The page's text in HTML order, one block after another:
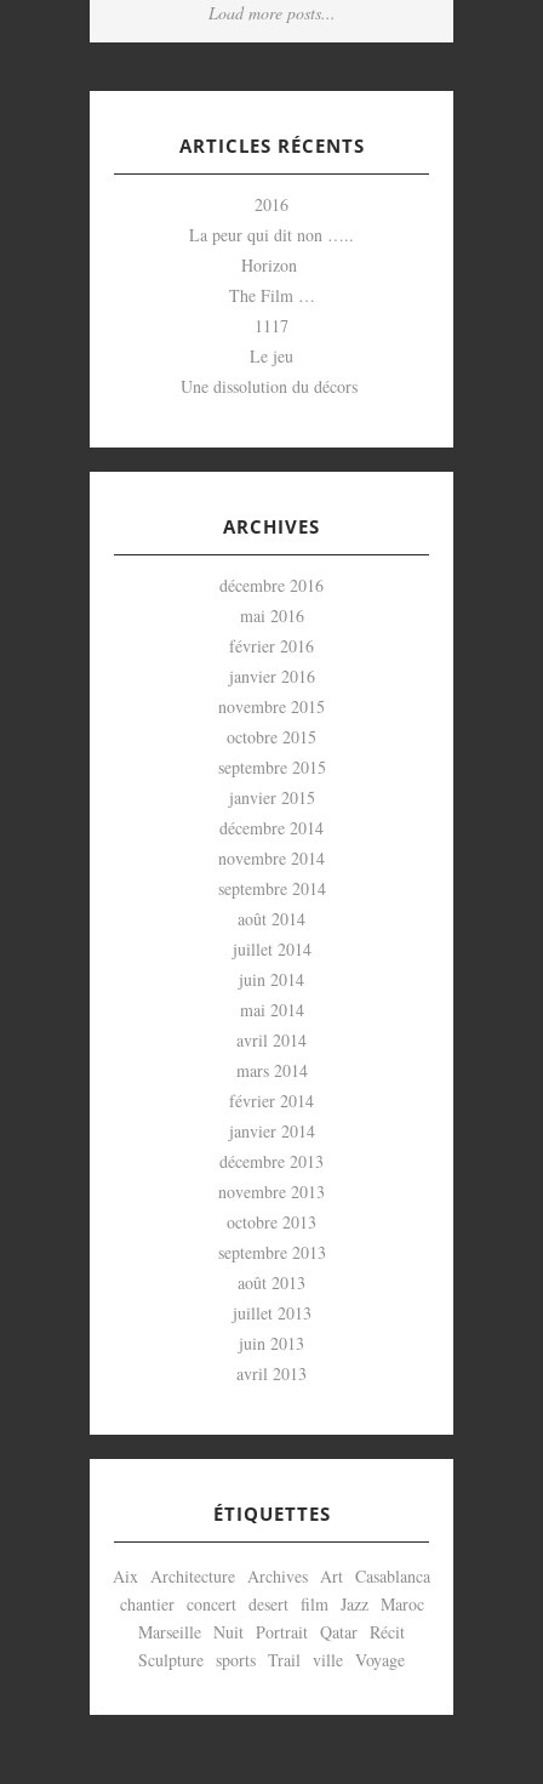
Load more posts...
ARTICLES RÉCENTS
2016
La peur qui dit non …..
Horizon
The Film …
1117
Le jeu
Une dissolution du décors
ARCHIVES
décembre 2016
mai 2016
février 2016
janvier 2016
novembre 2015
octobre 2015
septembre 2015
janvier 2015
décembre 2014
novembre 2014
septembre 2014
août 2014
juillet 2014
juin 2014
mai 2014
avril 2014
mars 2014
février 2014
janvier 2014
décembre 2013
novembre 2013
octobre 2013
septembre 2013
août 2013
juillet 2013
juin 2013
avril 2013
ÉTIQUETTES
Aix Architecture Archives Art Casablanca
chantier concert desert film Jazz Maroc
Marseille Nuit Portrait Qatar Récit
Sculpture sports Trail ville Voyage